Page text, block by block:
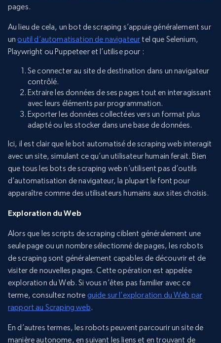
pages.
Au lieu de cela, un bot de scraping s’appuie généralement sur
unoutil d’automatisation de navigateur tel que Selenium,
Playwright ou Puppeteer et l’utilise pour :
Se connecter au site de destination dans un navigateur
contrôlé.
Extraire les données de ses pages tout en interagissant
avec leurs éléments par programmation.
Exporter les données collectées vers un format plus
adapté ou les stocker dans une base de données.
Ici, il est clair que le bot automatisé de scraping web interagit
avec un site, simulant ce qu’un utilisateur humain ferait. Bien
que tous les bots de scraping web n’utilisent pas d’outils
d’automatisation de navigateur, la plupart le font pour
apparaître comme des utilisateurs humains aux sites choisis.
Exploration du Web
Alors que les scripts de scraping ciblent généralement une
seule page ou un nombre sélectionné de pages, les robots
de scraping sont généralement capables de découvrir et de
visiter de nouvelles pages. Cette opération est appelée
exploration du Web. Si vous n’êtes pas familier avec ce
terme, consultez notre guide sur l’exploration du Web par
rapport au Scraping web.
En d’autres termes, les robots peuvent parcourir un site de
manière autonome, en suivant les liens et en trouvant de